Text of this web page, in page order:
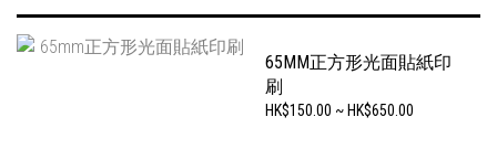
65MM正方形光面貼紙印
刷
HK$150.00 ~ HK$650.00